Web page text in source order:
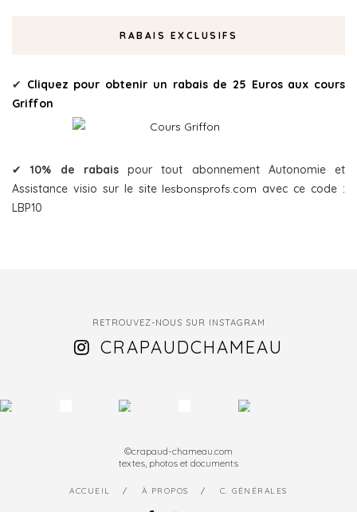
RABAIS EXCLUSIFS
✔ Cliquez pour obtenir un rabais de 25 Euros aux cours
Griffon
✔10% de rabaispour tout abonnement Autonomie et
Assistance visio sur le site lesbonsprofs.com avec ce code :
LBP10
RETROUVEZ-NOUS SUR INSTAGRAM
CRAPAUDCHAMEAU
©crapaud-chameau.com
textes, photos et documents
ACCUEIL À PROPOS C. GÉNÉRALES